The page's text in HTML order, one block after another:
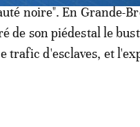
noire". En Grande-
son piédestal le
trafic d'esclaves, et